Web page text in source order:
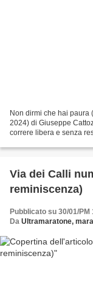
Non dirmi che hai paura
2024) di Giuseppe
correre libera e senza
Via dei Calli
reminiscenza)
Pubblicato su 30/01/PM
Da Ultramaratone,